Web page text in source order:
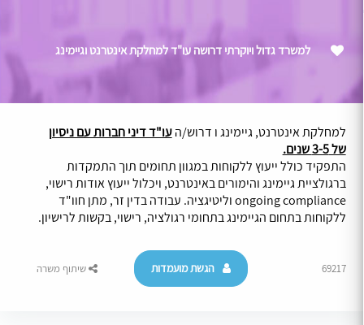
למשרד גדול ויוקרתי דרושה עו"ד למחלקת אינטרנט וגיימינג
למחלקת אינטרנט, גיימינג ו דרוש/העו"ד דיני חברות עם ניסיון
של 3-5 שנים.
התפקיד כולל ייעוץ ללקוחות במגוון תחומים תוך התמקדות
ברגולציית גיימינג והימורים באינטרנט, ויכלול ייעוץ אודות רישוי,
ongoing compliance וליטיגציה. עבודה בדין זר, מתן חוו"ד
ללקוחות בתחום הגיימינג בתחומי רגולציה, רישוי, בקשות לרישיון.
69217 הגשת מועמדות שיתוף משרה